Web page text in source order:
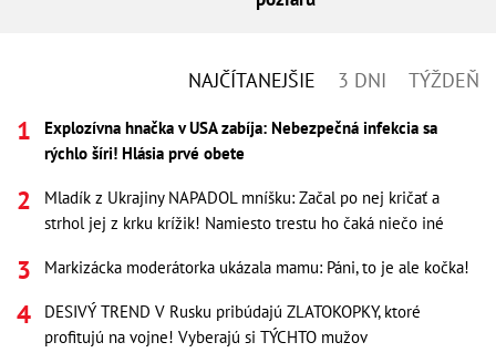
NAJČÍTANEJŠIE 3 DNI TÝŽDEŇ
Explozívna hnačka v USA zabíja: Nebezpečná infekcia sa
rýchlo šíri! Hlásia prvé obete
Mladík z Ukrajiny NAPADOL mníšku: Začal po nej kričať a
strhol jej z krku krížik! Namiesto trestu ho čaká niečo iné
Markizácka moderátorka ukázala mamu: Páni, to je ale kočka!
DESIVÝ TREND V Rusku pribúdajú ZLATOKOPKY, ktoré
profitujú na vojne! Vyberajú si TÝCHTO mužov